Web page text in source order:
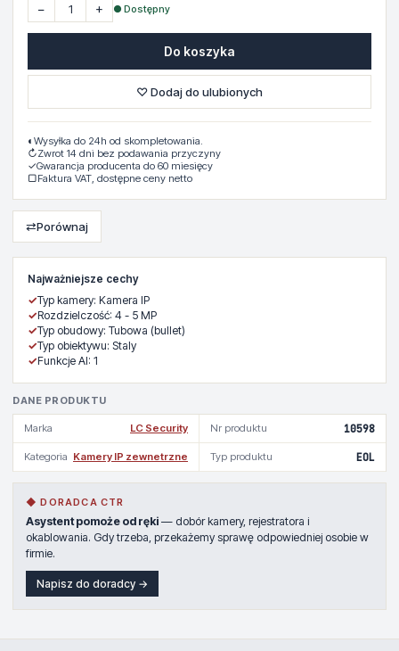
Najważniejsze cechy
✓Typ kamery: Kamera IP
✓Rozdzielczość: 4 - 5 MP
✓Typ obudowy: Tubowa (bullet)
✓Typ obiektywu: Staly
✓Funkcje AI: 1
DANE PRODUKTU
Marka LC Security Nr produktu 10598
Kategoria Kamery IP zewnetrzne Typ produktu EOL
◆ DORADCA CTR
Asystent pomoże od ręki — dobór kamery, rejestratora i
okablowania. Gdy trzeba, przekażemy sprawę odpowiedniej osobie w
firmie.
Napisz do doradcy →
− + ● Dostępny
Do koszyka
♡ Dodaj do ulubionych
◐ Wysyłka do 24h od skompletowania.
↻Zwrot 14 dni bez podawania przyczyny
✓Gwarancja producenta do 60 miesięcy
▢Faktura VAT, dostępne ceny netto
⇄Porównaj